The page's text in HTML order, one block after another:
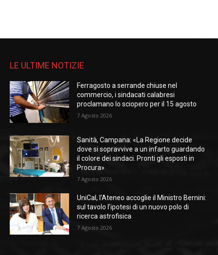
LE ULTIME NOTIZIE
Ferragosto a serrande chiuse nel
commercio, i sindacati calabresi
proclamano lo sciopero per il 15 agosto
7 Agosto 2026
Sanità, Campana: «La Regione decide
dove si sopravvive a un infarto guardando
il colore dei sindaci. Pronti gli esposti in
Procura»
7 Agosto 2026
UniCal, l’Ateneo accoglie il Ministro Bernini:
sul tavolo l’ipotesi di un nuovo polo di
ricerca astrofisica
7 Agosto 2026